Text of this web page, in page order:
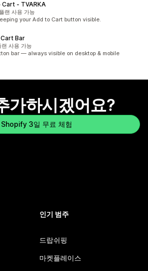
‑ TVARKA
랜 사용 가능
your Add to Cart button visible.
Bar
사용 가능
bar — always visible on desktop & mobile
가하시겠어요?
Shopify 3일 무료 체험
인기 범주
드랍쉬핑
마켓플레이스